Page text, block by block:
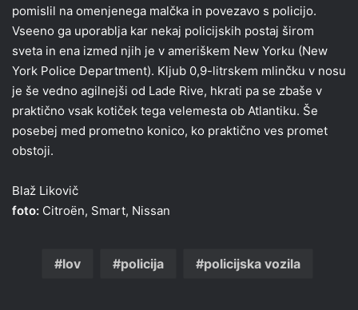
pomislil na omenjenega malčka in povezavo s policijo.
Vseeno ga uporablja kar nekaj policijskih postaj širom
sveta in ena izmed njih je v ameriškem New Yorku (New
York Police Department). Kljub 0,9-litrskem mlinčku v nosu
je še vedno agilnejši od Lade Rive, hkrati pa se zbaše v
praktično vsak kotiček tega velemesta ob Atlantiku. Še
posebej med prometno konico, ko praktično ves promet
obstoji.
Blaž Likovič
foto: Citroën, Smart, Nissan
lov policija policijska vozila